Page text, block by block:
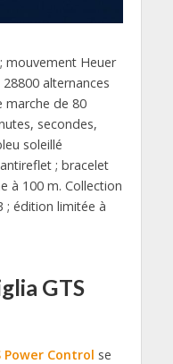
mouvement Heuer
alternances
marche de 80
secondes,
soleillé
; bracelet
à 100 m. Collection
; édition limitée à
GTS
Power Control se